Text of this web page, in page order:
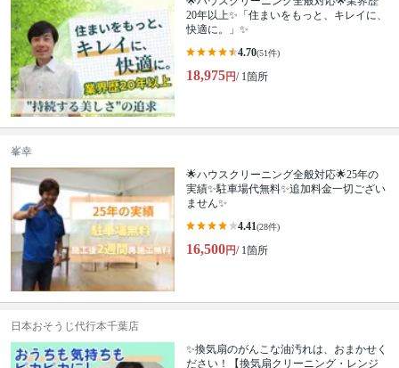
20年以上✨「住まいをもっと、キレイに、
快適に。」✨
4.70(51件)
18,975円/ 1箇所
峯幸
🌟ハウスクリーニング全般対応🌟25年の
実績✨駐車場代無料✨追加料金一切ござい
ません✨
4.41(28件)
16,500円/ 1箇所
日本おそうじ代行本千葉店
✨換気扇のがんこな油汚れは、おまかせく
ださい！【換気扇クリーニング・レンジ